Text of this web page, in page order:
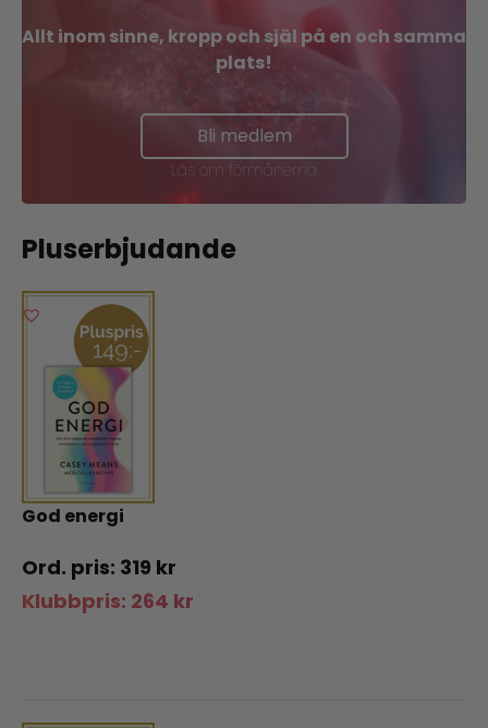
Allt inom sinne, kropp och själ på en och samma
plats!
Bli medlem
Läs om förmånerna
Pluserbjudande
God energi
319 kr
Klubbpris: 264 kr